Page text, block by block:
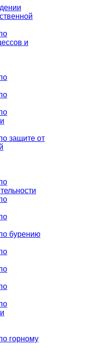
и
защите от
бурению
горному